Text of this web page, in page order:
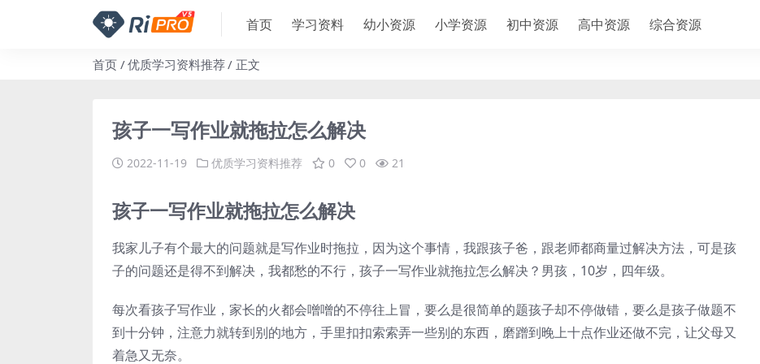
首页 学习资料 幼小资源 小学资源 初中资源 高中资源 综合资源
首页 优质学习资料推荐 正文
孩子一写作业就拖拉怎么解决
2022-11-19 优质学习资料推荐 0 0 21
孩子一写作业就拖拉怎么解决
我家儿子有个最大的问题就是写作业时拖拉，因为这个事情，我跟孩子爸，跟老师都商量过解决方法，可是孩
子的问题还是得不到解决，我都愁的不行，孩子一写作业就拖拉怎么解决？男孩，10岁，四年级。
每次看孩子写作业，家长的火都会噌噌的不停往上冒，要么是很简单的题孩子却不停做错，要么是孩子做题不
到十分钟，注意力就转到别的地方，手里扣扣索索弄一些别的东西，磨蹭到晚上十点作业还做不完，让父母又
着急又无奈。